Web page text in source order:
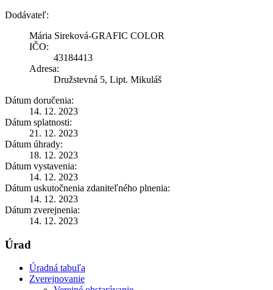
Dodávateľ:
Mária Sireková-GRAFIC COLOR
IČO:
43184413
Adresa:
Družstevná 5, Lipt. Mikuláš
Dátum doručenia:
14. 12. 2023
Dátum splatnosti:
21. 12. 2023
Dátum úhrady:
18. 12. 2023
Dátum vystavenia:
14. 12. 2023
Dátum uskutočnenia zdaniteľného plnenia:
14. 12. 2023
Dátum zverejnenia:
14. 12. 2023
Úrad
Úradná tabuľa
Zverejnovanie